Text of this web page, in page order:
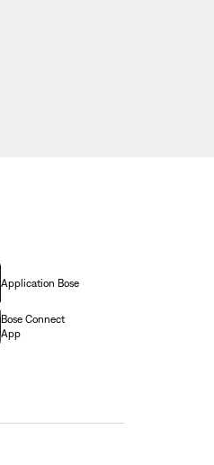
Application Bose
Bose Connect
App